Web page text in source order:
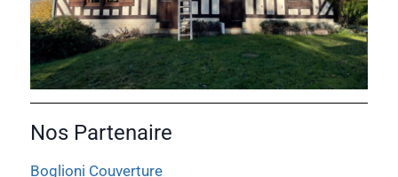
Nos Partenaire
Boglioni Couverture